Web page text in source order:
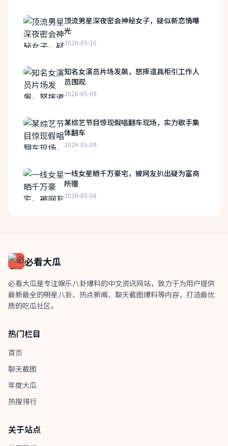
顶流男星深夜密会神秘女子，疑似新恋情曝
光
2026-05-10
知名女演员片场发飙，怒摔道具柜引工作人
员围观
2026-05-09
某综艺节目惊现假唱翻车现场，实力歌手集
体翻车
2026-05-09
一线女星晒千万豪宅，被网友扒出疑为富商
所赠
2026-05-08
必看大瓜
必看大瓜是专注娱乐八卦爆料的中文资讯网站，致力于为用户提供
最新最全的明星八卦、热点新闻、聊天截图爆料等内容，打造最优
质的吃瓜社区。
热门栏目
首页
聊天截图
年度大瓜
热搜排行
关于站点